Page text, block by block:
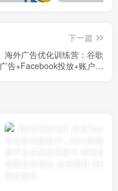
下一篇
海外广告优化训练营：谷歌
广告+Facebook投放+账户优